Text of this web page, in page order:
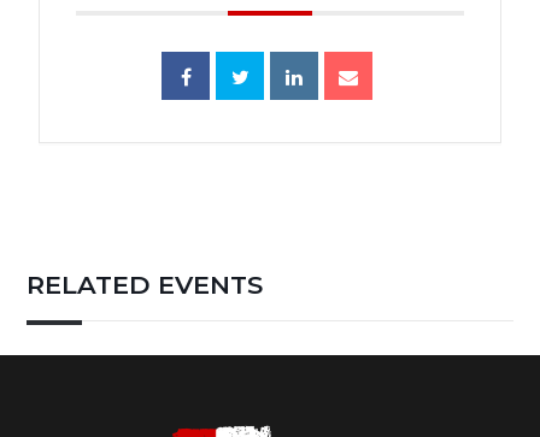
RELATED EVENTS